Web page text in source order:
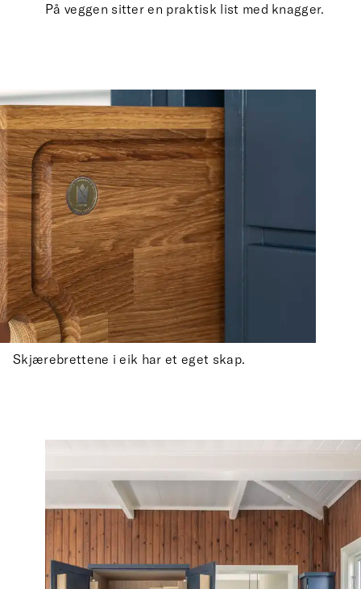
På veggen sitter en praktisk list med knagger.
Skjærebrettene i eik har et eget skap.